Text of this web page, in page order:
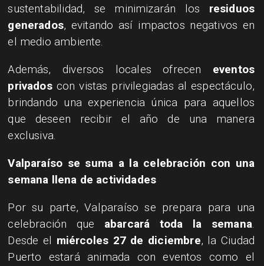
sustentabilidad, se minimizarán los residuos
generados, evitando así impactos negativos en
el medio ambiente.
​Además, diversos locales ofrecen eventos
privadoscon vistas privilegiadas al espectáculo,
brindando una experiencia única para aquellos
que deseen recibir el año de una manera
exclusiva.
​Valparaíso se suma a la celebración con una
semana llena de actividades
​Por su parte, Valparaíso se prepara para una
celebración que abarcará toda la semana.
Desde el miércoles 27 de diciembre, la Ciudad
Puerto estará animada con eventos como el